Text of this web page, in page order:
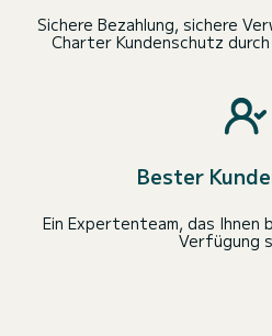
Sichere Bezahlung, sichere
Charter Kundenschutz
Bester
Ein Expertenteam, das Ihnen
Verfügung